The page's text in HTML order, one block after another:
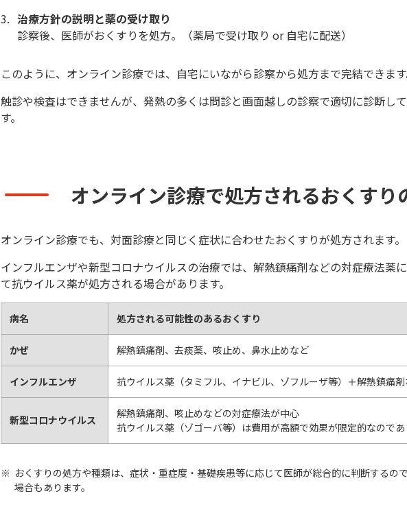
治療方針の説明と薬の受け取り
診察後、医師がおくすりを処方。（薬局で受け取り or 自宅に配送）
このように、オンライン診療では、自宅にいながら診察から処方まで完結できま
触診や検査はできませんが、発熱の多くは問診と画面越しの診察で適切に診断し
す。
オンライン診療で処方されるおくすり
オンライン診療でも、対面診療と同じく症状に合わせたおくすりが処方されます。
インフルエンザや新型コロナウイルスの治療では、解熱鎮痛剤などの対症療法薬
て抗ウイルス薬が処方される場合があります。
病名 処方される可能性のあるおくすり
かぜ 解熱鎮痛剤、去痰薬、咳止め、鼻水止めなど
インフルエンザ 抗ウイルス薬（タミフル、イナビル、ゾフルーザ等）＋解熱鎮痛
新型コロナウイルス
解熱鎮痛剤、咳止めなどの対症療法が中心
抗ウイルス薬（ゾゴーバ等）は費用が高額で効果が限定的なので
おくすりの処方や種類は、症状・重症度・基礎疾患等に応じて医師が総合的に判断するの
場合もあります。